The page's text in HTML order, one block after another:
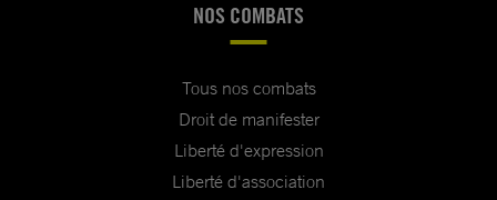
NOS COMBATS
Tous nos combats
Droit de manifester
Liberté d'expression
Liberté d'association